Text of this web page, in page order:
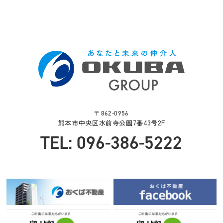
〒862-0956
熊本市中央区水前寺公園7番43号2F
TEL: 096-386-5222